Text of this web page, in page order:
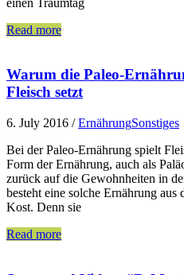
Read more
Warum die Paleo-
Fleisch setzt
6. July 2016 / ErnährungSonstiges
Bei der Paleo-Ernährung spielt
Form der Ernährung, auch als
zurück auf die Gewohnheiten in
besteht eine solche Ernährung aus
Kost. Denn sie
Read more